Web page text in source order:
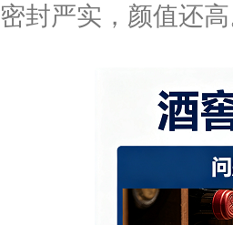
密封严实，颜值还